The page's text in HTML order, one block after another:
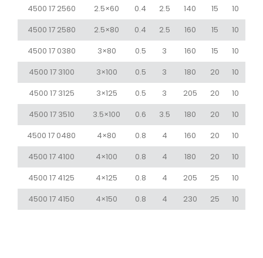
4500 17 2560
2.5×60 0.4 2.5 140 15
10
4500 17 2580
2.5×80 0.4 2.5 160 15
10
4500 17 0380
3×80 0.5 3 160 15
10
4500 17 3100
3×100 0.5 3 180 20
10
4500 17 3125
3×125 0.5 3 205 20
10
4500 17 3510
3.5×100 0.6 3.5 180 20
10
4500 17 0480
4×80 0.8 4 160 20
10
4500 17 4100
4×100 0.8 4 180 20
10
4500 17 4125
4×125 0.8 4 205 25
10
4500 17 4150
4×150 0.8 4 230 25 10